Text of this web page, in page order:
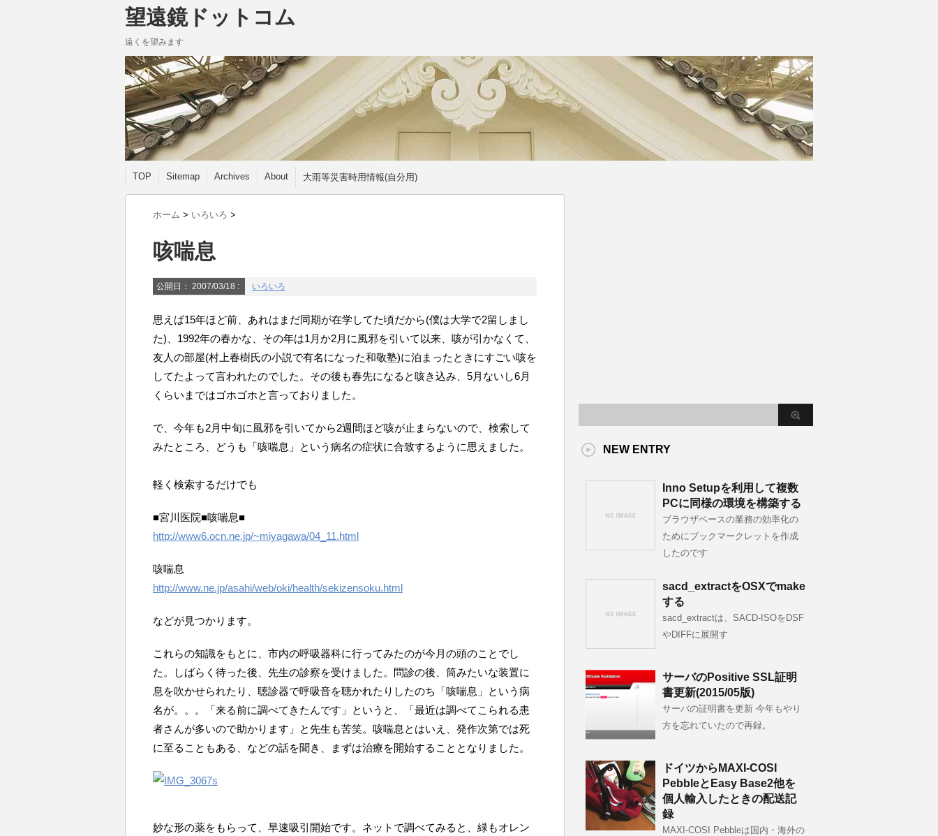
望遠鏡ドットコム
遠くを望みます
TOP Sitemap Archives About 大雨等災害時用情報(自分用)
ホーム > いろいろ >
咳喘息
公開日： 2007/03/18 : いろいろ
思えば15年ほど前、あれはまだ同期が在学してた頃だから(僕は大学で2留しまし
た)、1992年の春かな、その年は1月か2月に風邪を引いて以来、咳が引かなくて、
友人の部屋(村上春樹氏の小説で有名になった和敬塾)に泊まったときにすごい咳を
してたよって言われたのでした。その後も春先になると咳き込み、5月ないし6月
くらいまではゴホゴホと言っておりました。
で、今年も2月中旬に風邪を引いてから2週間ほど咳が止まらないので、検索して
みたところ、どうも「咳喘息」という病名の症状に合致するように思えました。
軽く検索するだけでも
■宮川医院■咳喘息■
http://www6.ocn.ne.jp/~miyagawa/04_11.html
咳喘息
http://www.ne.jp/asahi/web/oki/health/sekizensoku.html
などが見つかります。
これらの知識をもとに、市内の呼吸器科に行ってみたのが今月の頭のことでし
た。しばらく待った後、先生の診察を受けました。問診の後、筒みたいな装置に
息を吹かせられたり、聴診器で呼吸音を聴かれたりしたのち「咳喘息」という病
名が。。。「来る前に調べてきたんです」というと、「最近は調べてこられる患
者さんが多いので助かります」と先生も苦笑。咳喘息とはいえ、発作次第では死
に至ることもある、などの話を聞き、まずは治療を開始することとなりました。
妙な形の薬をもらって、早速吸引開始です。ネットで調べてみると、緑もオレン
NEW ENTRY
Inno Setupを利用して複数
PCに同様の環境を構築する
ブラウザベースの業務の効率化の
ためにブックマークレットを作成
したのです
sacd_extractをOSXでmake
する
sacd_extractは、SACD-ISOをDSF
やDIFFに展開す
サーバのPositive SSL証明
書更新(2015/05版)
サーバの証明書を更新 今年もやり
方を忘れていたので再録。
ドイツからMAXI-COSI
PebbleとEasy Base2他を
個人輸入したときの配送記
録
MAXI-COSI Pebbleは国内・海外の